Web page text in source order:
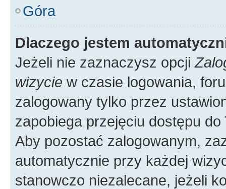
Góra
Dlaczego jestem
Jeżeli nie zaznaczysz opcji
wizycie w czasie logowania,
zalogowany tylko przez
zapobiega przejęciu dostępu
Aby pozostać zalogowanym,
automatycznie przy każdej
stanowczo niezalecane, jeżeli